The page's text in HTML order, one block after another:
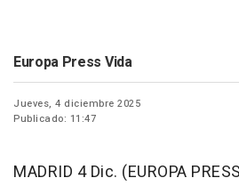
Europa Press Vida
Jueves, 4 diciembre 2025
Publicado: 11:47
MADRID 4 Dic. (EUROPA